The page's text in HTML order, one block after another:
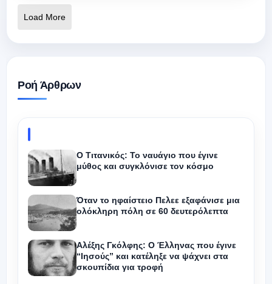
Load More
Ροή Άρθρων
Ο Τιτανικός: Το ναυάγιο που έγινε
μύθος και συγκλόνισε τον κόσμο
Όταν το ηφαίστειο Πελεε εξαφάνισε μια
ολόκληρη πόλη σε 60 δευτερόλεπτα
Αλέξης Γκόλφης: Ο Έλληνας που έγινε
“Ιησούς” και κατέληξε να ψάχνει στα
σκουπίδια για τροφή